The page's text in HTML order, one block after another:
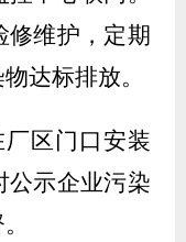
修维护，定期
达标排放。
厂区门口安装
公示企业污染